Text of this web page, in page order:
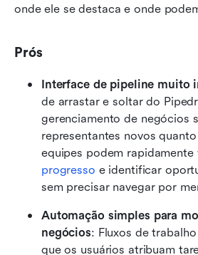
onde ele se destaca e onde
Prós
Interface de pipeline muito
de arrastar e soltar do
gerenciamento de negócios
representantes novos
equipes podem rapidamente
progresso e identificar
sem precisar navegar por
Automação simples para
negócios: Fluxos de
que os usuários atribuam